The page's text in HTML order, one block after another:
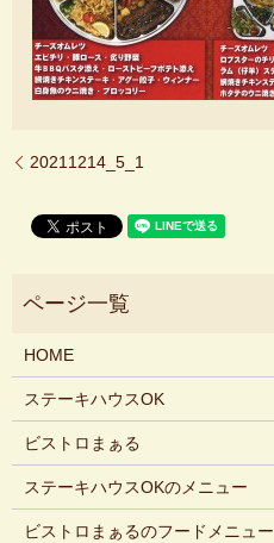
20211214_5_1
HOME
ステーキハウスOK
ビストロまぁる
ステーキハウスOKのメニュー
ビストロまぁるのフードメニュー